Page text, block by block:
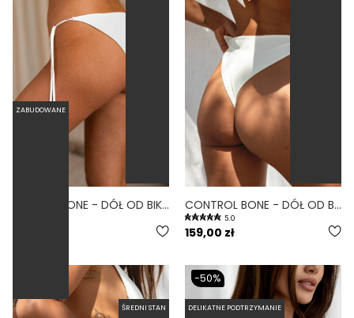
CLASSIC BONE - DÓŁ OD BIKINI WIĄZANY BIAŁY CONTROL BONE - DÓŁ OD BIKINI WYSOKI STAN WIĄZANY WYCIĘTY BIAŁY
5.0
159,00 zł
ZABUDOWANE
ŚREDNI STAN DELIKATNE PODTRZYMANIE
-50%